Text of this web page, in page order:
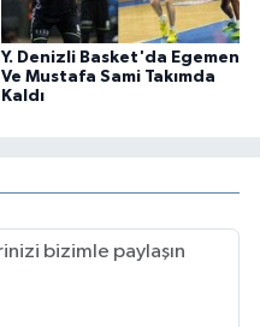
Y. Denizli Basket'da Egemen
Ve Mustafa Sami Takımda
Kaldı